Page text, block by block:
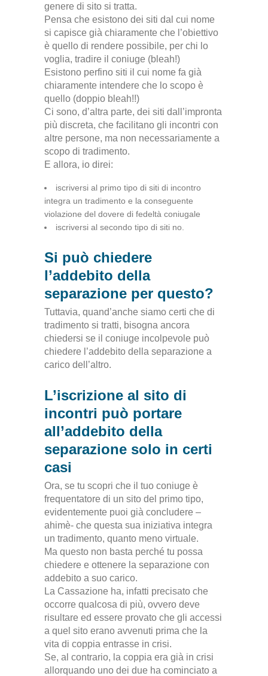
genere di sito si tratta.
Pensa che esistono dei siti dal cui nome
si capisce già chiaramente che l’obiettivo
è quello di rendere possibile, per chi lo
voglia, tradire il coniuge (bleah!)
Esistono perfino siti il cui nome fa già
chiaramente intendere che lo scopo è
quello (doppio bleah!!)
Ci sono, d’altra parte, dei siti dall’impronta
più discreta, che facilitano gli incontri con
altre persone, ma non necessariamente a
scopo di tradimento.
E allora, io direi:
iscriversi al primo tipo di siti di incontro
integra un tradimento e la conseguente
violazione del dovere di fedeltà coniugale
iscriversi al secondo tipo di siti no.
Si può chiedere
l’addebito della
separazione per questo?
Tuttavia, quand’anche siamo certi che di
tradimento si tratti, bisogna ancora
chiedersi se il coniuge incolpevole può
chiedere l’addebito della separazione a
carico dell’altro.
L’iscrizione al sito di
incontri può portare
all’addebito della
separazione solo in certi
casi
Ora, se tu scopri che il tuo coniuge è
frequentatore di un sito del primo tipo,
evidentemente puoi già concludere –
ahimè- che questa sua iniziativa integra
un tradimento, quanto meno virtuale.
Ma questo non basta perché tu possa
chiedere e ottenere la separazione con
addebito a suo carico.
La Cassazione ha, infatti precisato che
occorre qualcosa di più, ovvero deve
risultare ed essere provato che gli accessi
a quel sito erano avvenuti prima che la
vita di coppia entrasse in crisi.
Se, al contrario, la coppia era già in crisi
allorquando uno dei due ha cominciato a